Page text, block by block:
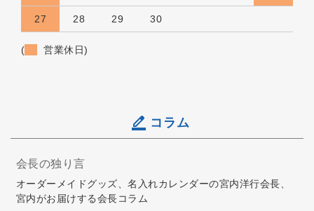
27 28 29 30
( 営業休日)
コラム
会長の独り言
オーダーメイドグッズ、名入れカレンダーの宮内洋行会長、
宮内がお届けする会長コラム